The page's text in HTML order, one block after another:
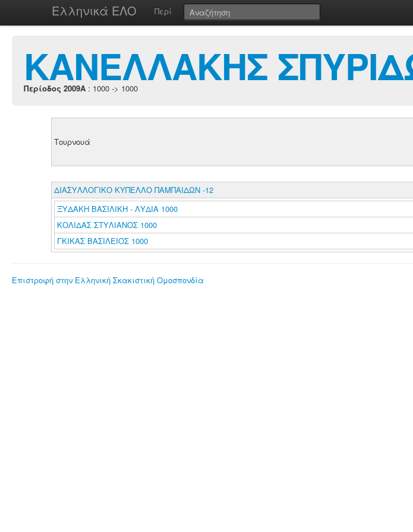
Ελληνικά ΕΛΟ Περί
ΚΑΝΕΛΛΑΚΗΣ
Περίοδος 2009A : 1000 -> 1000
Τουρνουά
ΔΙΑΣΥΛΛΟΓΙΚΟ ΚΥΠΕΛΛΟ ΠΑΜΠΑΙΔΩΝ -12
ΞΥΔΑΚΗ ΒΑΣΙΛΙΚΗ - ΛΥΔΙΑ 1000
ΚΟΛΙΔΑΣ ΣΤΥΛΙΑΝΟΣ 1000
ΓΚΙΚΑΣ ΒΑΣΙΛΕΙΟΣ 1000
Επιστροφή στην Ελληνική Σκακιστική Ομοσπονδία